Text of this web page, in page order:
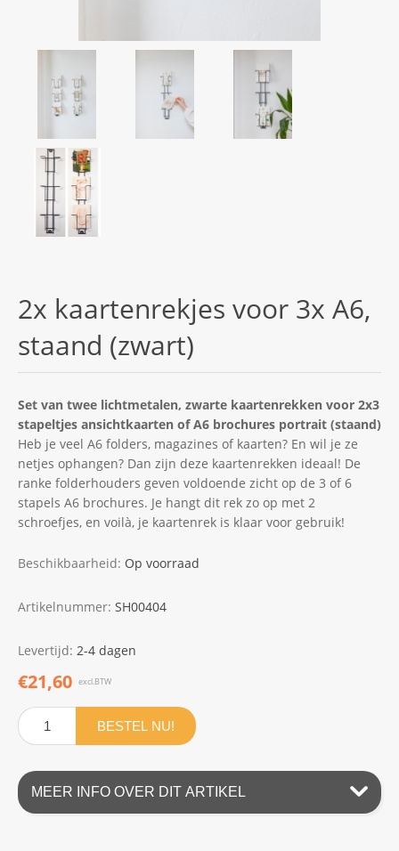
2x kaartenrekjes voor 3x A6,
staand (zwart)
Set van twee lichtmetalen, zwarte kaartenrekken voor 2x3
stapeltjes ansichtkaarten of A6 brochures portrait (staand)
Heb je veel A6 folders, magazines of kaarten? En wil je ze
netjes ophangen? Dan zijn deze kaartenrekken ideaal! De
ranke folderhouders geven voldoende zicht op de 3 of 6
stapels A6 brochures. Je hangt dit rek zo op met 2
schroefjes, en voilà, je kaartenrek is klaar voor gebruik!
Beschikbaarheid: Op voorraad
Artikelnummer: SH00404
Levertijd: 2-4 dagen
€21,60 excl.BTW
BESTEL NU!
MEER INFO OVER DIT ARTIKEL